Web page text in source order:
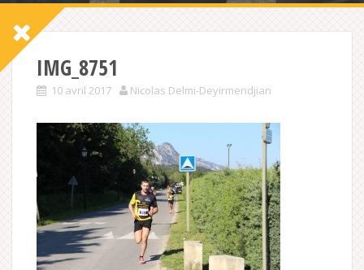
IMG_8751
10 avril 2017 Nicolas Delmi-Deyirmendjian